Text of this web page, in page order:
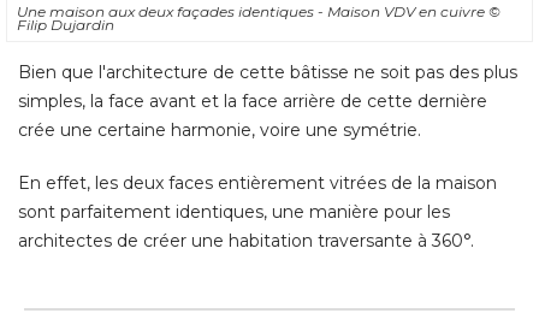
Une maison aux deux façades identiques - Maison VDV en cuivre ©
Filip Dujardin
Bien que l'architecture de cette bâtisse ne soit pas des plus
simples, la face avant et la face arrière de cette dernière
crée une certaine harmonie, voire une symétrie.
En effet, les deux faces entièrement vitrées de la maison
sont parfaitement identiques, une manière pour les
architectes de créer une habitation traversante à 360°.